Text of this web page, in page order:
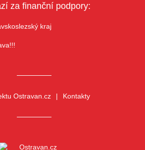
za finanční podpory:
Ostravan.cz Kontakty